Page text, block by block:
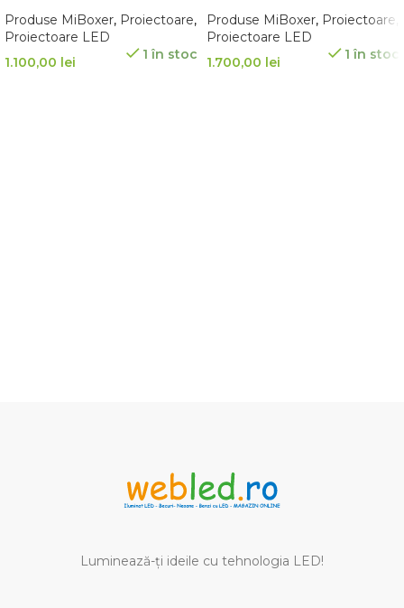
Produse MiBoxer, Proiectoare,
Proiectoare LED
1.100,00 lei 1 în stoc
Produse MiBoxer, Proiectoare
Proiectoare LED
1.700,00 lei 1 în stoc
Luminează-ți ideile cu tehnologia LED!